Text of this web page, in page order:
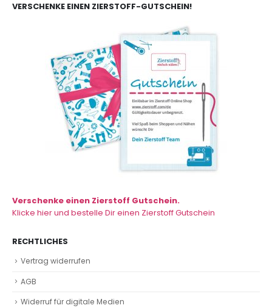
VERSCHENKE EINEN ZIERSTOFF-GUTSCHEIN!
Verschenke einen Zierstoff Gutschein.
Klicke hier und bestelle Dir einen Zierstoff Gutschein
RECHTLICHES
Vertrag widerrufen
AGB
Widerruf für digitale Medien